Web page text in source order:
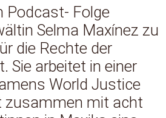
Podcast- Folge
Selma Maxínez zu
die Rechte der
Sie arbeitet in einer
World Justice
zusammen mit acht